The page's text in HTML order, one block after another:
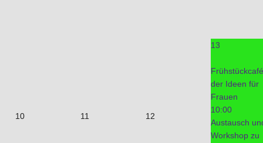
10 11 12
13
Frühstückcafé
der Ideen für
Frauen
10:00
Austausch
Workshop zu